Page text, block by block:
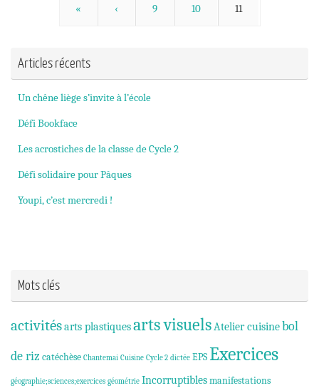
« ‹ 9 10 11
Articles récents
Un chêne liège s’invite à l’école
Défi Bookface
Les acrostiches de la classe de Cycle 2
Défi solidaire pour Pâques
Youpi, c’est mercredi !
Mots clés
activitésarts plastiquesarts visuelsAtelier cuisinebol
de riz catéchèse Chantemai Cuisine Cycle 2 dictée EPSExercices
géographie;sciences;exercices géométrie Incorruptiblesmanifestations